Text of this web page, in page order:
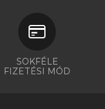
SOKFÉLE
FIZETÉSI MÓD